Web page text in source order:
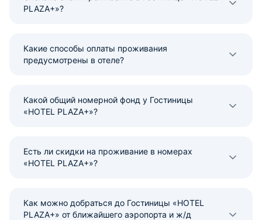
PLAZA+»?
Какие способы оплаты проживания
предусмотрены в отеле?
Какой общий номерной фонд у Гостиницы
«HOTEL PLAZA+»?
Есть ли скидки на проживание в номерах
«HOTEL PLAZA+»?
Как можно добраться до Гостиницы «HOTEL
PLAZA+» от ближайшего аэропорта и ж/д